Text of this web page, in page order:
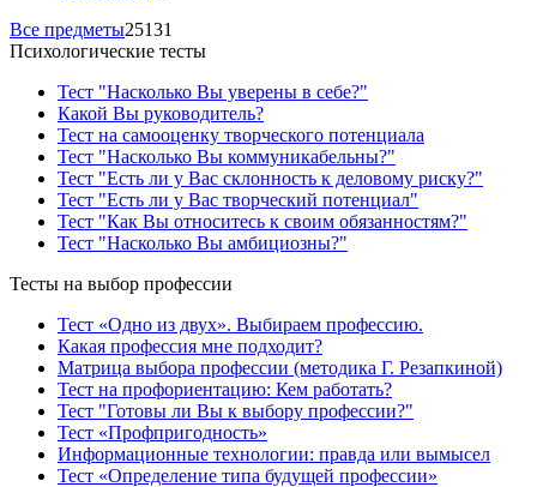
Все предметы25131
Психологические тесты
Тест "Насколько Вы уверены в себе?"
Какой Вы руководитель?
Тест на самооценку творческого потенциала
Тест "Насколько Вы коммуникабельны?"
Тест "Есть ли у Вас склонность к деловому риску?"
Тест "Есть ли у Вас творческий потенциал"
Тест "Как Вы относитесь к своим обязанностям?"
Тест "Насколько Вы амбициозны?"
Тесты на выбор профессии
Тест «Одно из двух». Выбираем профессию.
Какая профессия мне подходит?
Матрица выбора профессии (методика Г. Резапкиной)
Тест на профориентацию: Кем работать?
Тест "Готовы ли Вы к выбору профессии?"
Тест «Профпригодность»
Информационные технологии: правда или вымысел
Тест «Определение типа будущей профессии»